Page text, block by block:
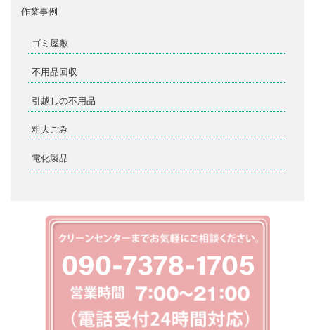
作業事例
ゴミ屋敷
不用品回収
引越しの不用品
粗大ごみ
電化製品